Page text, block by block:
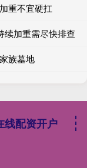
重不宜硬扛
续加重需尽快排查
族墓地
线配资开户